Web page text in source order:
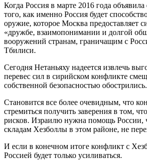
Когда Россия в марте 2016 года
того, как именно Россия будет
оружие, которое Москва
«дружбе, взаимопонимании и долгой
вооружений странам, граничащим с
Тбилиси.
Сегодня Нетаньяху надеется извлечь
перевес сил в сирийском конфликте
собственной безопасностью
Становится все более очевидным, что
стремиться получить заверения в том,
рисков. Израилю нужна помощь России,
складам Хезболлы в этом районе, не
И если в конечном итоге конфликт с
Россией будет только усиливаться.